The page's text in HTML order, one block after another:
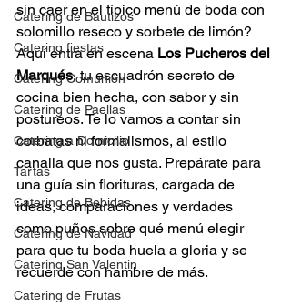
Catering de Bautizos
Catering fiestas
Catering Comunión
Catering de Paellas
Catering a Domicilio
Tartas
Catering de Bebidas
Catering de Navidad
Catering San Valentin
Catering de Frutas
sin caer en el típico menú de boda con
solomillo reseco y sorbete de limón?
Aquí entra en escena Los Pucheros del
Marqués, tu escuadrón secreto de
cocina bien hecha, con sabor y sin
postureos. Te lo vamos a contar sin
corbatas ni formalismos, al estilo
canalla que nos gusta. Prepárate para
una guía sin florituras, cargada de
ideas, comparaciones y verdades
como puños sobre qué menú elegir
para que tu boda huela a gloria y se
recuerde con hambre de más.